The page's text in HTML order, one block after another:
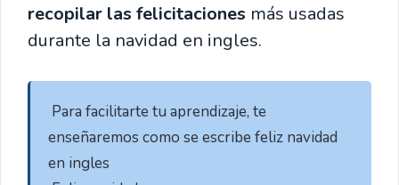
recopilar las felicitaciones más usadas
durante la navidad en ingles.
enseñaremos como se escribe feliz navidad
en ingles